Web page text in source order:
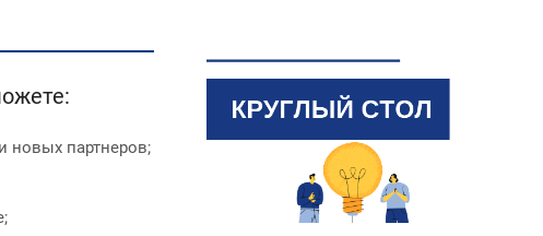
новых партнеров;